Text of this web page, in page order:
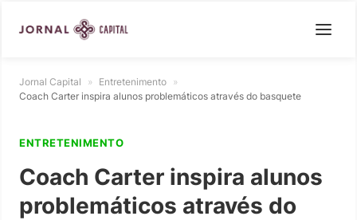
Jornal Capital » Entretenimento »
Coach Carter inspira alunos problemáticos através do basquete
ENTRETENIMENTO
Coach Carter inspira alunos
problemáticos através do